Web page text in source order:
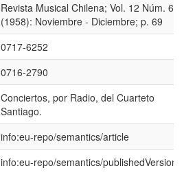
Revista Musical Chilena; Vol. 12 Núm. 62
(1958): Noviembre - Diciembre; p. 69
0717-6252
0716-2790
Conciertos, por Radio, del Cuarteto
Santiago.
info:eu-repo/semantics/article
info:eu-repo/semantics/publishedVersion